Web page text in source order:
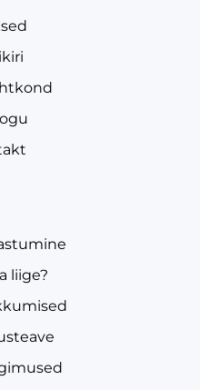
liige?